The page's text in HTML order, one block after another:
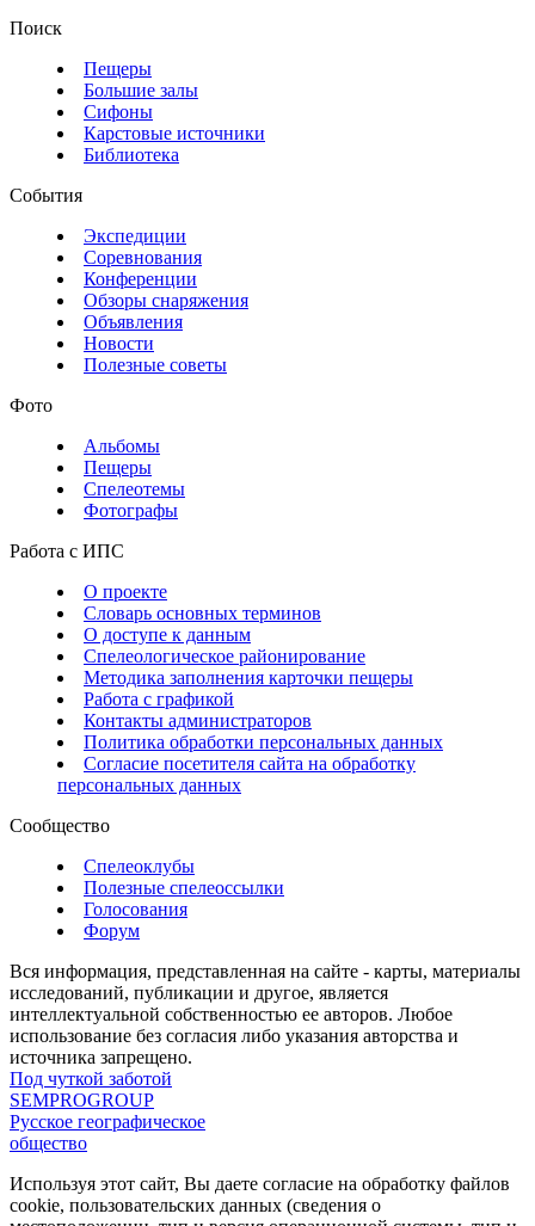
Поиск
Пещеры
Большие залы
Сифоны
Карстовые источники
Библиотека
События
Экспедиции
Соревнования
Конференции
Обзоры снаряжения
Объявления
Новости
Полезные советы
Фото
Альбомы
Пещеры
Спелеотемы
Фотографы
Работа с ИПС
О проекте
Словарь основных терминов
О доступе к данным
Спелеологическое районирование
Методика заполнения карточки пещеры
Работа с графикой
Контакты администраторов
Политика обработки персональных данных
Согласие посетителя сайта на обработку
персональных данных
Сообщество
Спелеоклубы
Полезные спелеоссылки
Голосования
Форум
Вся информация, представленная на сайте - карты, материалы
исследований, публикации и другое, является
интеллектуальной собственностью ее авторов. Любое
использование без согласия либо указания авторства и
источника запрещено.
Под чуткой заботой
SEMPROGROUP
Русское географическое
общество
Используя этот сайт, Вы даете согласие на обработку файлов
cookie, пользовательских данных (сведения о